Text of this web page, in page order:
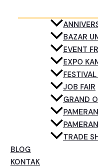
BAZAR
EVENT
EXPO
JOB FAIR
GRAND
TRADE
BLOG
KONTAK